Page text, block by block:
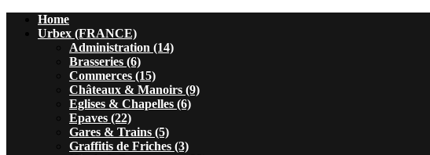
Home
Urbex (FRANCE)
Administration (14)
Brasseries (6)
Commerces (15)
Châteaux & Manoirs (9)
Eglises & Chapelles (6)
Epaves (22)
Gares & Trains (5)
Graffitis de Friches (3)